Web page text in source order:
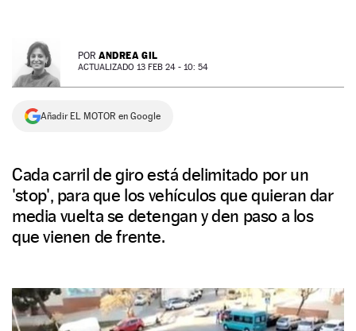
SERVICIOS
NEWSLETTER
SÍGUENOS
POR ANDREA GIL
ACTUALIZADO 13 FEB 24 - 10: 54
Añadir EL MOTOR en Google
Cada carril de giro está delimitado por un
'stop', para que los vehículos que quieran dar
media vuelta se detengan y den paso a los
que vienen de frente.